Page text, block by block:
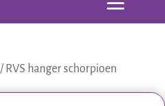
/ RVS hanger schorpioen